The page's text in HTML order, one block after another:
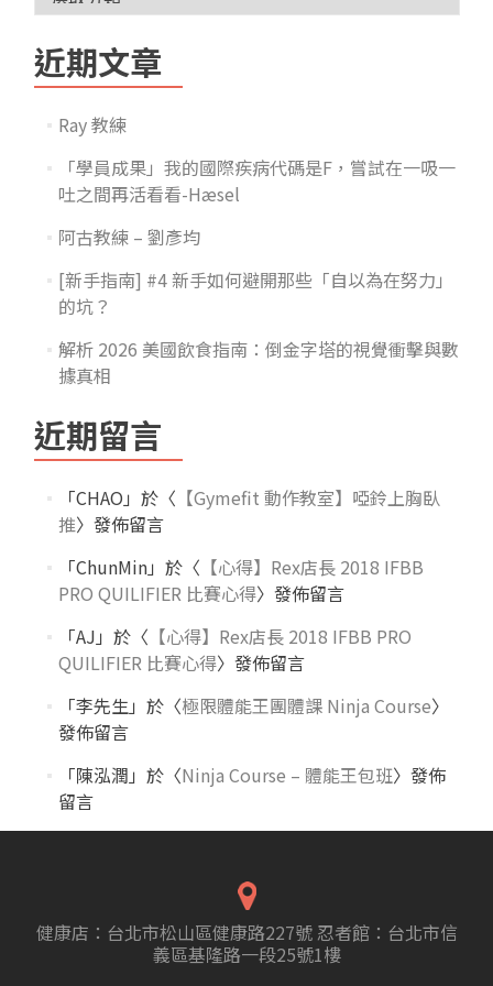
近期文章
Ray 教練
「學員成果」我的國際疾病代碼是F，嘗試在一吸一
吐之間再活看看-Hæsel
阿古教練 – 劉彥均
[新手指南] #4 新手如何避開那些「自以為在努力」
的坑？
解析 2026 美國飲食指南：倒金字塔的視覺衝擊與數
據真相
近期留言
「CHAO 」於〈 【Gymefit 動作教室】啞鈴上胸臥
推〉發佈留言
「ChunMin」於〈 【心得】Rex店長 2018 IFBB
PRO QUILIFIER 比賽心得〉發佈留言
「AJ 」於〈 【心得】Rex店長 2018 IFBB PRO
QUILIFIER 比賽心得〉發佈留言
「李先生」於〈極限體能王團體課 Ninja Course〉
發佈留言
「陳泓潤 」於〈Ninja Course – 體能王包班〉發佈
留言
健康店：台北市松山區健康路227號 忍者館：台北市信
義區基隆路一段25號1樓